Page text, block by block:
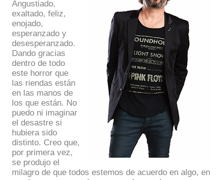
Angustiado,
exaltado, feliz,
enojado,
esperanzado y
desesperanzado.
Dando gracias
dentro de todo
este horror que
las riendas están
en las manos de
los que están. No
puedo ni imaginar
el desastre si
hubiera sido
distinto. Creo que,
por primera vez,
se produjo el
milagro de que todos estemos de acuerdo en algo, en